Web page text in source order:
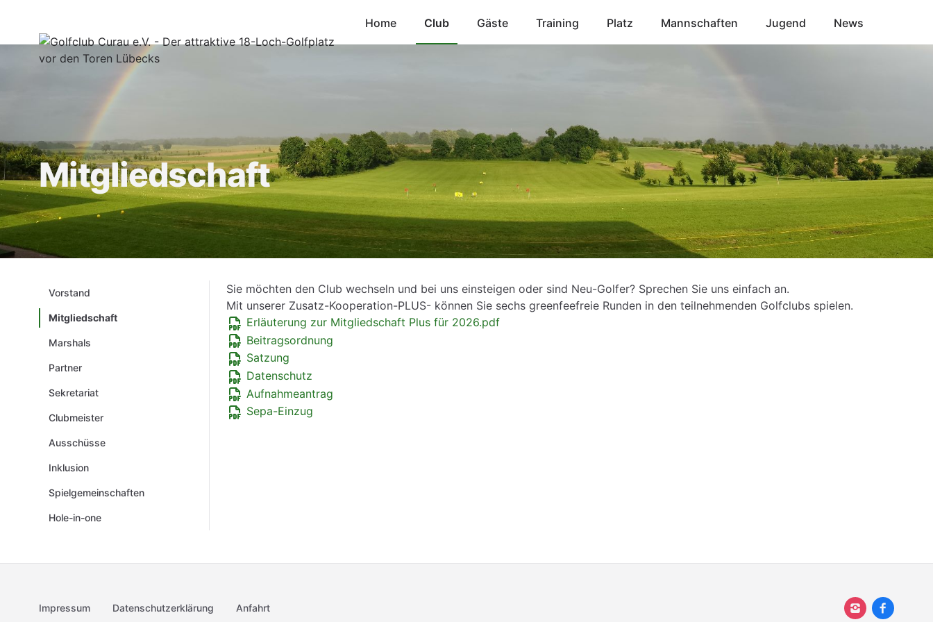
Home Club Gäste Training Platz Mannschaften Jugend News
Mitgliedschaft
Vorstand
Mitgliedschaft
Marshals
Partner
Sekretariat
Clubmeister
Ausschüsse
Inklusion
Spielgemeinschaften
Hole-in-one
Sie möchten den Club wechseln und bei uns einsteigen oder sind Neu-Golfer? Sprechen Sie uns einfach an.
Mit unserer Zusatz-Kooperation-PLUS- können Sie sechs greenfeefreie Runden in den teilnehmenden Golfclubs spielen.
Erläuterung zur Mitgliedschaft Plus für 2026.pdf
Beitragsordnung
Satzung
Datenschutz
Aufnahmeantrag
Sepa-Einzug
Impressum Datenschutzerklärung Anfahrt